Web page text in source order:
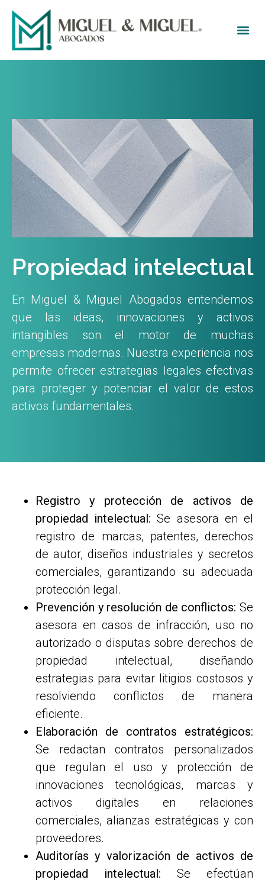
Propiedad intelectual
En Miguel & Miguel Abogados entendemos
que las ideas, innovaciones y activos
intangibles son el motor de muchas
empresas modernas. Nuestra experiencia nos
permite ofrecer estrategias legales efectivas
para proteger y potenciar el valor de estos
activos fundamentales.
Registro y protección de activos de
propiedad intelectual:Se asesora en el
registro de marcas, patentes, derechos
de autor, diseños industriales y secretos
comerciales, garantizando su adecuada
protección legal.
Prevención y resolución de conflictos: Se
asesora en casos de infracción, uso no
autorizado o disputas sobre derechos de
propiedad intelectual, diseñando
estrategias para evitar litigios costosos y
resolviendo conflictos de manera
eficiente.
Elaboración de contratos estratégicos:
Se redactan contratos personalizados
que regulan el uso y protección de
innovaciones tecnológicas, marcas y
activos digitales en relaciones
comerciales, alianzas estratégicas y con
proveedores.
Auditorías y valorización de activos de
propiedad intelectual: Se efectúan